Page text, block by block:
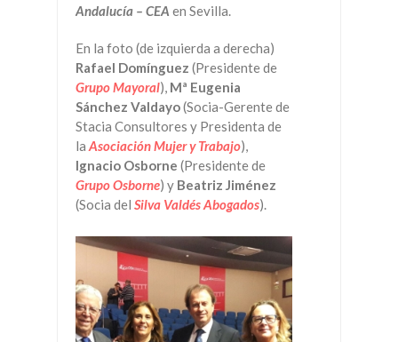
Andalucía – CEA en Sevilla.
En la foto (de izquierda a derecha)
Rafael Domínguez (Presidente de
Grupo Mayoral), Mª Eugenia
Sánchez Valdayo(Socia-Gerente de
Stacia Consultores y Presidenta de
la Asociación Mujer y Trabajo),
Ignacio Osborne (Presidente de
Grupo Osborne) y Beatriz Jiménez
(Socia del Silva Valdés Abogados).